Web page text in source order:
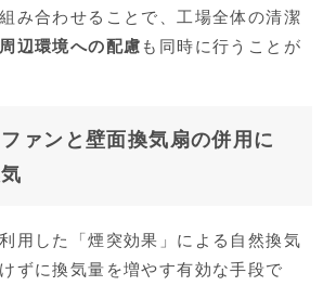
み合わせることで、工場全体の清潔
周辺環境への配慮 も同時に行うことが
ァンと壁面換気扇の併用に
用した「煙突効果」による自然換気
ずに換気量を増やす有効な手段で